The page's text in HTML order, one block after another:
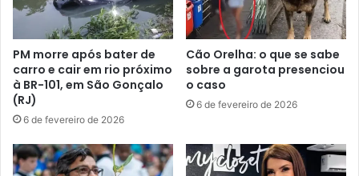
PM morre após bater de
carro e cair em rio próximo
à BR-101, em São Gonçalo
(RJ)
6 de fevereiro de 2026
Cão Orelha: o que se sabe
sobre a garota presenciou
o caso
6 de fevereiro de 2026